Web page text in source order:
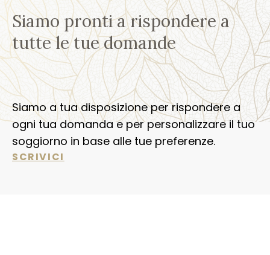
Siamo pronti a rispondere a
tutte le tue domande
Siamo a tua disposizione per rispondere a
ogni tua domanda e per personalizzare il tuo
soggiorno in base alle tue preferenze.
SCRIVICI